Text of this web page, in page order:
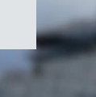
du